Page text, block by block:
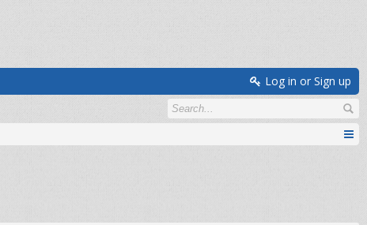
Log in or Sign up